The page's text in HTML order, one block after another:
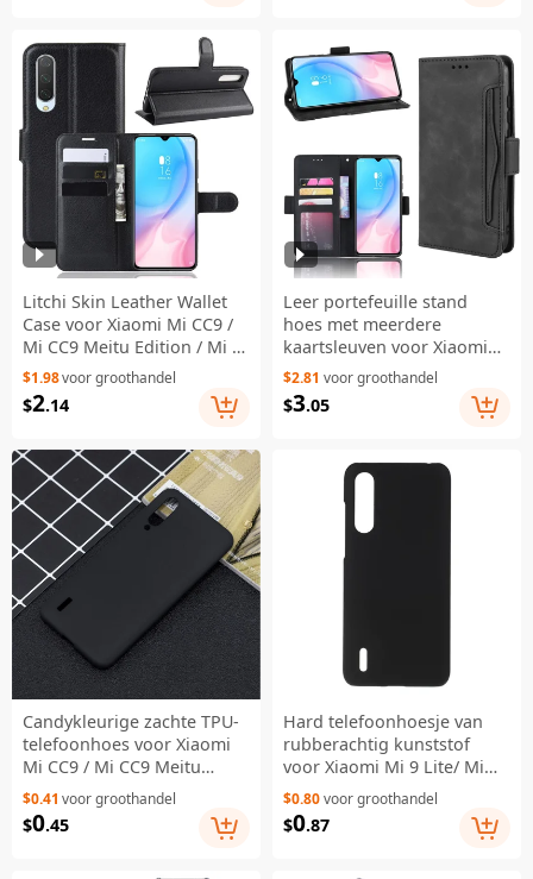
Litchi Skin Leather Wallet
Case voor Xiaomi Mi CC9 /
Mi CC9 Meitu Edition / Mi 9
Lite - Zwart
$1.98voor groothandel
$2.14
Leer portefeuille stand
hoes met meerdere
kaartsleuven voor Xiaomi
Mi 9 Lite/Mi CC9/Mi CC9
Meitu Editie - Zwart
$2.81 voor groothandel
$3.05
Candykleurige zachte TPU-
telefoonhoes voor Xiaomi
Mi CC9 / Mi CC9 Meitu
Edition / Mi 9 Lite - Zwart
$0.41 voor groothandel
$0.45
Hard telefoonhoesje van
rubberachtig kunststof
voor Xiaomi Mi 9 Lite/ Mi
CC9/ Mi CC9 Meitu Edition -
Zwart
$0.80voor groothandel
$0.87